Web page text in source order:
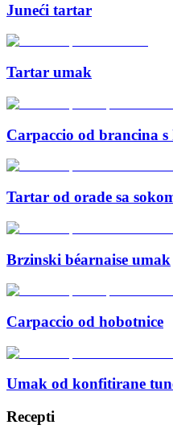
Juneći tartar
Tartar umak
Carpaccio od brancina
Tartar od orade sa
Brzinski béarnaise umak
Carpaccio od hobotnice
Umak od konfitirane
Recepti